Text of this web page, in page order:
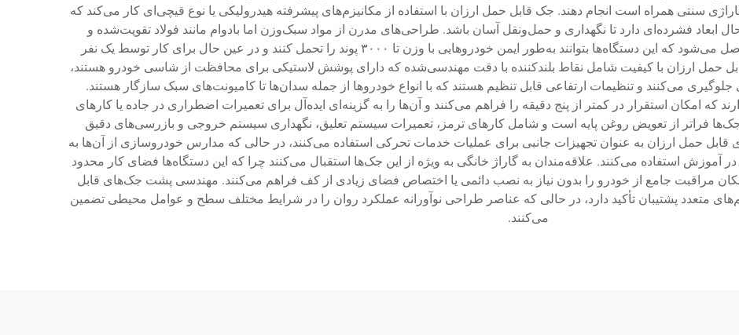
سنتی همراه است انجام دهند. جک قابل حمل ارزان با استفاده از مکانیزم‌های پیشرفته هیدرولیکی یا نوع قیچی‌ای کار می‌کند که
ابعاد فشرده‌ای دارد تا نگهداری و حمل‌ونقل آسان باشد. طراحی‌های مدرن از مواد سبک‌وزن اما بادوام مانند فولاد تقویت‌شده و
آلیاژهای آلومینیومی بهره می‌برند و اطمینان حاصل می‌شود که این دستگاه‌ها بتوانند به‌طور ایمن خودروهایی با وزن تا ۳۰۰۰ پوند را تحمل کنند و در عین حال برای کار توسط یک نفر
حمل ارزان با کیفیت شامل نقاط بلندکننده با دقت مهندسی‌شده که دارای پوشش لاستیکی برای محافظت از شاسی خودرو هستند،
می‌کنند و تنظیمات ارتفاعی قابل تنظیم هستند که با انواع خودروها از جمله سدان‌ها تا کامیونت‌های سبک سازگار هستند.
که امکان استقرار در کمتر از پنج دقیقه را فراهم می‌کنند و آن‌ها را به گزینه‌ای ایده‌آل برای تعمیرات اضطراری در جاده یا کارهای
جک‌ها فراتر از تعویض روغن پایه است و شامل کارهای ترمز، تعمیرات سیستم تعلیق، نگهداری سیستم خروجی و بازرسی‌های دقیق
حمل ارزان به عنوان تجهیزات جانبی برای عملیات خدمات تحرکی استفاده می‌کنند، در حالی که مدارس خودروسازی از آن‌ها به
استفاده می‌کنند. علاقه‌مندان به گاراژ خانگی به ویژه از این جک‌ها استقبال می‌کنند چرا که این دستگاه‌ها فضای کار محدود
مراقبت جامع از خودرو را بدون نیاز به نصب دائمی یا اختصاص فضای زیادی از کف فراهم می‌کنند. مهندسی پشت جک‌های قابل
متعدد پشتیبان تأکید دارد، در حالی که عناصر طراحی نوآورانه عملکرد روان را در شرایط مختلف سطح و عوامل محیطی تضمین
می‌کنند.